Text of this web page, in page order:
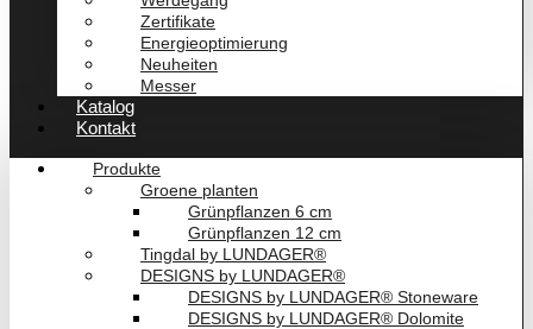
Zertifikate
Energieoptimierung
Neuheiten
Messer
Katalog
Kontakt
Produkte
Groene planten
Grünpflanzen 6 cm
Grünpflanzen 12 cm
Tingdal by LUNDAGER®
DESIGNS by LUNDAGER®
DESIGNS by LUNDAGER® Stoneware
DESIGNS by LUNDAGER® Dolomite